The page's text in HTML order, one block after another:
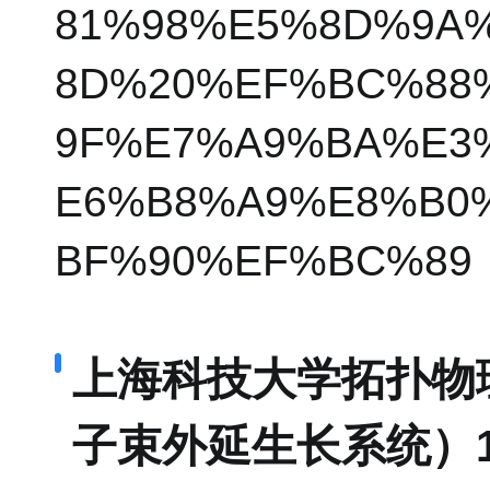
BF%90%EF%BC%89
上海科技大学拓扑
子束外延生长系统）